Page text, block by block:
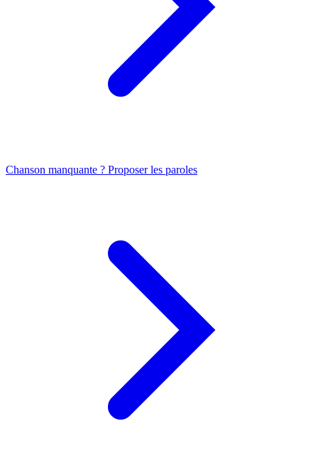
Chanson manquante ? Proposer les paroles